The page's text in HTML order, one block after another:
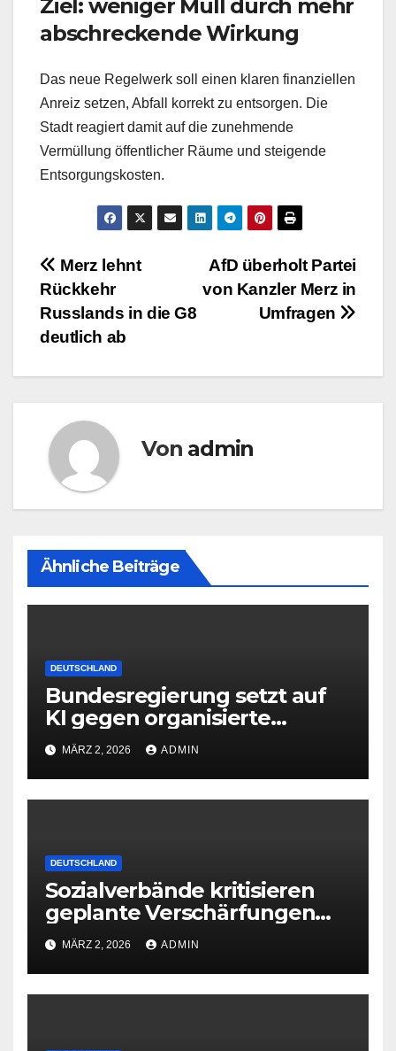
Ziel: weniger Müll durch mehr
abschreckende Wirkung
Das neue Regelwerk soll einen klaren finanziellen
Anreiz setzen, Abfall korrekt zu entsorgen. Die
Stadt reagiert damit auf die zunehmende
Vermüllung öffentlicher Räume und steigende
Entsorgungskosten.
Beitragsnavigation
AfD überholt Partei
von Kanzler Merz in
Umfragen
Merz lehnt
Rückkehr
Russlands in die G8
deutlich ab
Von admin
Ähnliche Beiträge
DEUTSCHLAND
Bundesregierung setzt auf
KI gegen organisierte
Kriminalität
MÄRZ 2, 2026 ADMIN
DEUTSCHLAND
Sozialverbände kritisieren
geplante Verschärfungen
bei der Grundsicherung
MÄRZ 2, 2026 ADMIN